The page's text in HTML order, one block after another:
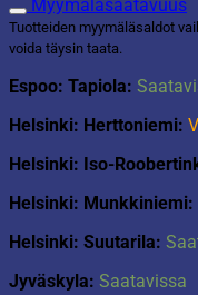
tummanruskea
määrä
Myymäläsaatavuus
Tuotteiden myymäläsaldot
voida täysin taata.
Espoo: Tapiola:
Helsinki: Herttoniemi:
Helsinki: Iso-
Helsinki: Munkkiniemi:
Helsinki: Suutarila:
Jyväskyla: Saatavissa